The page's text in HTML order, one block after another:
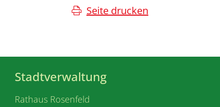
Seite drucken
Stadtverwaltung
Rathaus Rosenfeld